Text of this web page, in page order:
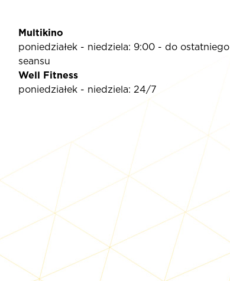
Multikino
poniedziałek - niedziela: 9:00 - do ostatniego
seansu
Well Fitness
poniedziałek - niedziela: 24/7